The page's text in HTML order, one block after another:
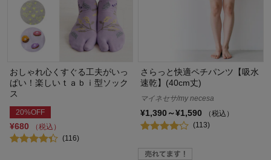
おしゃれ心くすぐる工夫がいっ
ぱい！楽しいｔａｂｉ型ソック
ス
20%OFF
¥680
（税込）
(116)
さらっと快適ペチパンツ【吸水
速乾】(40cm丈)
マイネセサ/my necesa
¥1,390～¥1,590
（税込）
(113)